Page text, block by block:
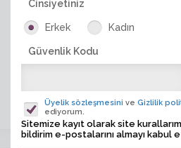
ÜYE
Cinsiyetiniz
Erkek Kadın
Güvenlik Kodu
Üyelik sözleşmesini ve Gizlilik
ediyorum.
Sitemize kayıt olarak site
bildirim e-postalarını almayı kabul